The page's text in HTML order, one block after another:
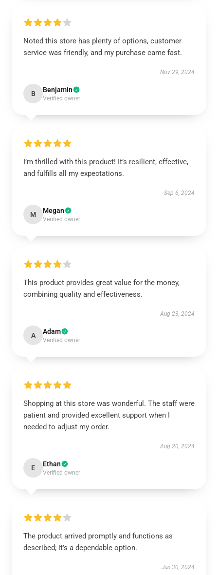
Noted this store has plenty of options, customer
service was friendly, and my purchase came fast.
Nov 29, 2024
B Benjamin
Verified owner
I’m thrilled with this product! It’s resilient, effective,
and fulfills all my expectations.
Sep 6, 2024
M Megan
Verified owner
This product provides great value for the money,
combining quality and effectiveness.
Aug 23, 2024
A Adam
Verified owner
Shopping at this store was wonderful. The staff were
patient and provided excellent support when I
needed to adjust my order.
Aug 20, 2024
E Ethan
Verified owner
The product arrived promptly and functions as
described; it’s a dependable option.
Jun 30, 2024